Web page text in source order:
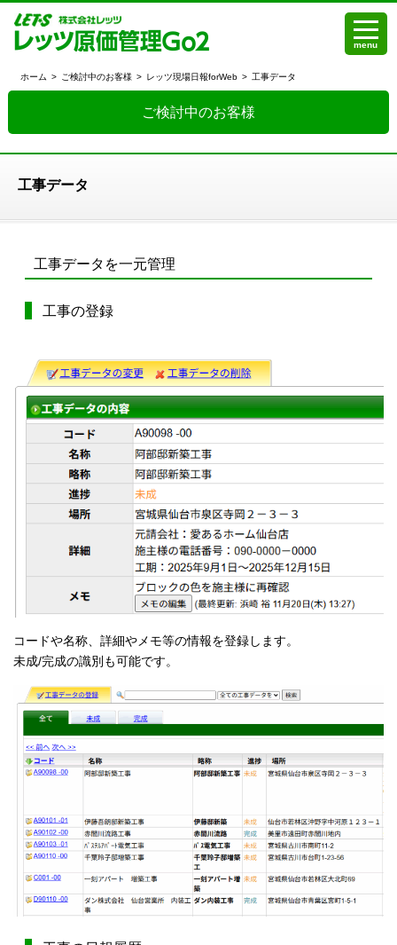
menu
ホーム > ご検討中のお客様 > レッツ現場日報forWeb > 工事データ
ご検討中のお客様
工事データ
工事データを一元管理
工事の登録
コードや名称、詳細やメモ等の情報を登録します。
未成/完成の識別も可能です。